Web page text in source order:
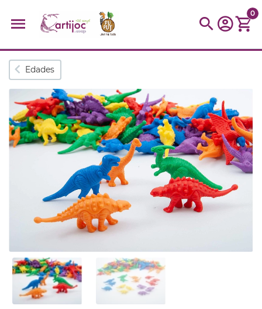
Búsquedas populares
muñeca Parchís Moulin
montessori
peonza
kit kidynight Puzzle
Botella
Panera
0
Edades